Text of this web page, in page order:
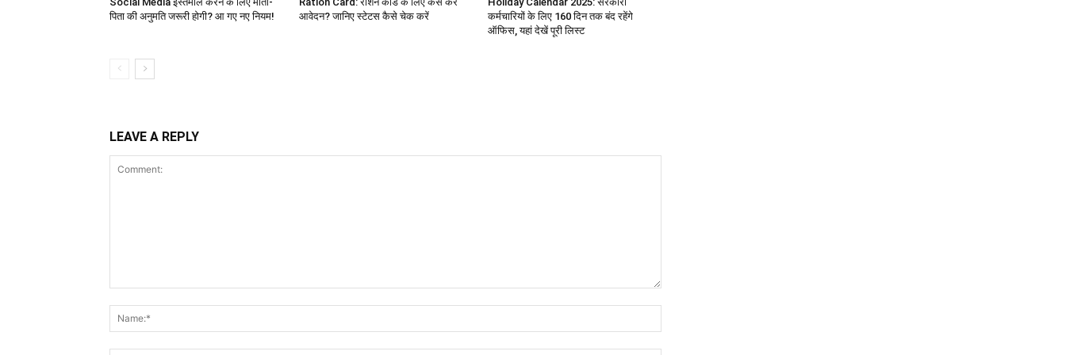
पिता की अनुमति जरूरी होगी? आ गए नए नियम!
आवेदन? जानिए स्टेटस कैसे चेक करें
कर्मचारियों के लिए 160 दिन तक बंद रहेंगे
ऑफिस, यहां देखें पूरी लिस्ट
LEAVE A REPLY